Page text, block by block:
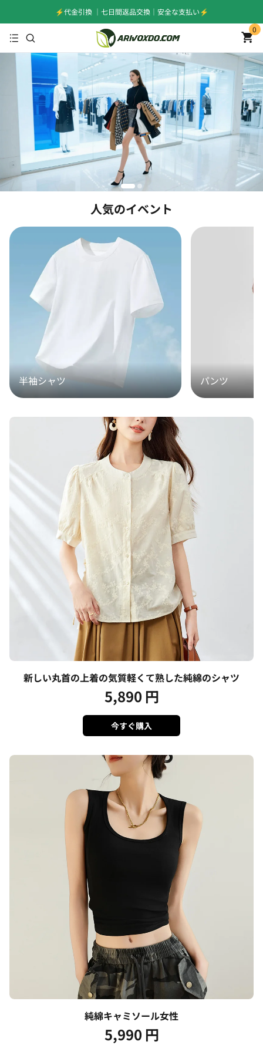
⚡️代金引換 ｜七日間返品交換｜安全な支払い⚡️
0
人気のイベント
半袖シャツ パンツ
新しい丸首の上着の気質軽くて熟した純綿のシャツ
5,890 円
今すぐ購入
純綿キャミソール女性
5,990 円